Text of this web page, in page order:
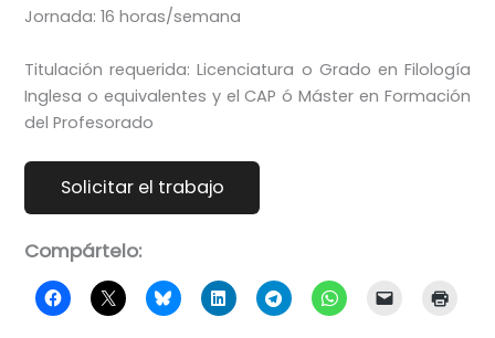
Jornada: 16 horas/semana
Titulación requerida: Licenciatura o Grado en Filología
Inglesa o equivalentes y el CAP ó Máster en Formación
del Profesorado
Compártelo: